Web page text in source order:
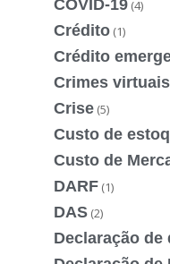
COVID-19 (4)
Crédito (1)
Crédito
Crimes virtuais
Crise (5)
Custo de
Custo de
DARF (1)
DAS (2)
Declaração de